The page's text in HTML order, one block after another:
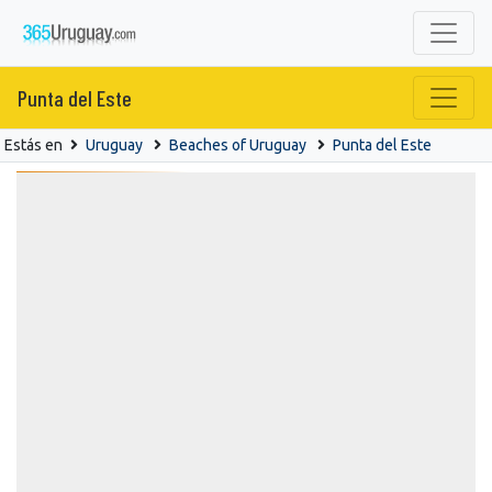
Punta del Este
Estás en Uruguay Beaches of Uruguay Punta del Este